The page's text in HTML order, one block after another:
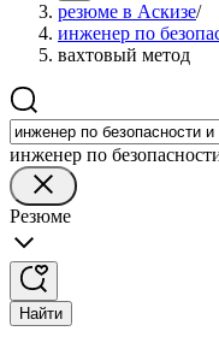
резюме в Аскизе/
инженер по
вахтовый метод
инженер по
Резюме
Найти